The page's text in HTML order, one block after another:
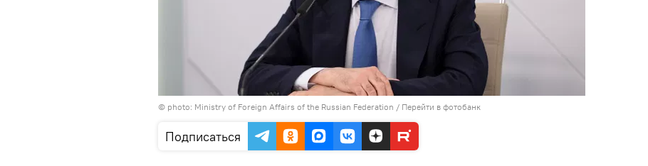
© photo: Ministry of Foreign Affairs of the Russian Federation / Перейти в фотобанк
Подписаться